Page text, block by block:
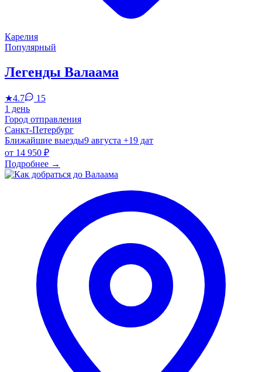
Карелия
Популярный
Легенды Валаама
★4.7
15
1 день
Город отправления
Санкт-Петербург
Ближайшие выезды9 августа +19 дат
от 14 950 ₽
Подробнее →